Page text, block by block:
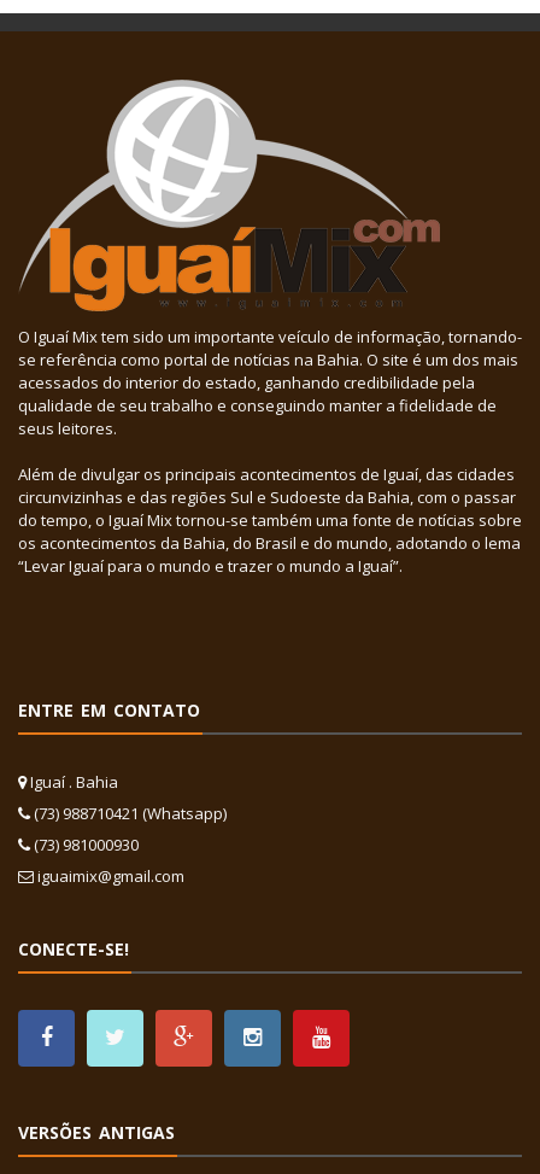
O Iguaí Mix tem sido um importante veículo de informação, tornando-
se referência como portal de notícias na Bahia. O site é um dos mais
acessados do interior do estado, ganhando credibilidade pela
qualidade de seu trabalho e conseguindo manter a fidelidade de
seus leitores.
Além de divulgar os principais acontecimentos de Iguaí, das cidades
circunvizinhas e das regiões Sul e Sudoeste da Bahia, com o passar
do tempo, o Iguaí Mix tornou-se também uma fonte de notícias sobre
os acontecimentos da Bahia, do Brasil e do mundo, adotando o lema
“Levar Iguaí para o mundo e trazer o mundo a Iguaí”.
ENTRE EM CONTATO
Iguaí . Bahia
(73) 988710421 (Whatsapp)
(73) 981000930
iguaimix@gmail.com
CONECTE-SE!
VERSÕES ANTIGAS